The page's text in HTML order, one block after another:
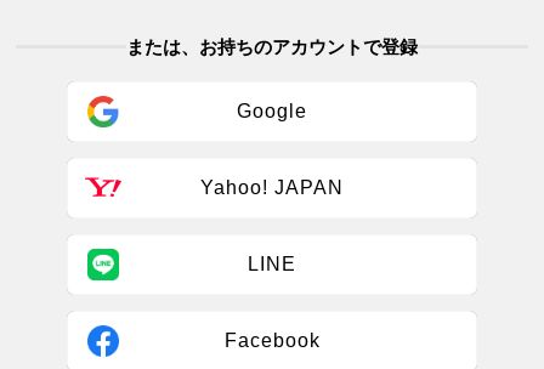
または、お持ちのアカウントで登録
Google
Yahoo! JAPAN
LINE
Facebook